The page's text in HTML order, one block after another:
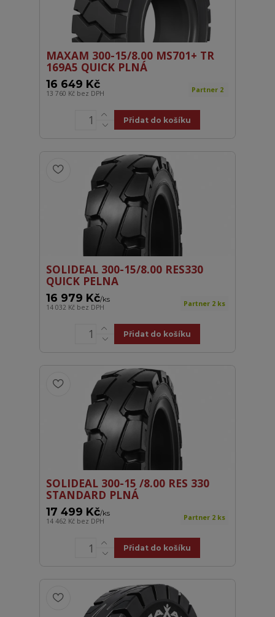
MAXAM 300-15/8.00 MS701+ TR
169A5 QUICK PLNÁ
16 649 Kč
13 760 Kč bez DPH Partner 2
Přidat do košíku
SOLIDEAL 300-15/8.00 RES330
QUICK PELNA
16 979 Kč/ks
14 032 Kč bez DPH Partner 2 ks
Přidat do košíku
SOLIDEAL 300-15 /8.00 RES 330
STANDARD PLNÁ
17 499 Kč/ks
14 462 Kč bez DPH Partner 2 ks
Přidat do košíku